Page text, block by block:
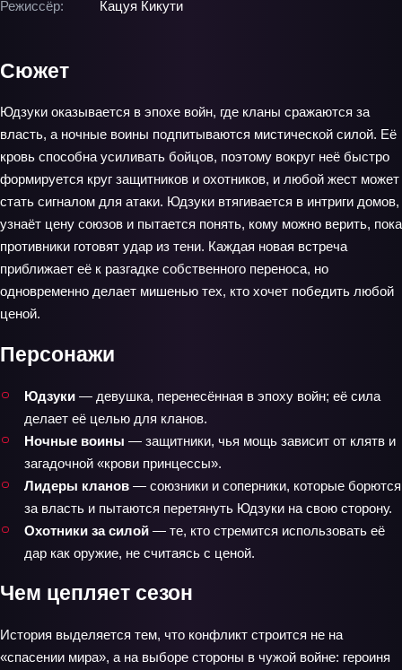
Режиссёр: Кацуя Кикути
Сюжет
Юдзуки оказывается в эпохе войн, где кланы сражаются за
власть, а ночные воины подпитываются мистической силой. Её
кровь способна усиливать бойцов, поэтому вокруг неё быстро
формируется круг защитников и охотников, и любой жест может
стать сигналом для атаки. Юдзуки втягивается в интриги домов,
узнаёт цену союзов и пытается понять, кому можно верить, пока
противники готовят удар из тени. Каждая новая встреча
приближает её к разгадке собственного переноса, но
одновременно делает мишенью тех, кто хочет победить любой
ценой.
Персонажи
Юдзуки — девушка, перенесённая в эпоху войн; её сила
делает её целью для кланов.
Ночные воины — защитники, чья мощь зависит от клятв и
загадочной «крови принцессы».
Лидеры кланов — союзники и соперники, которые борются
за власть и пытаются перетянуть Юдзуки на свою сторону.
Охотники за силой — те, кто стремится использовать её
дар как оружие, не считаясь с ценой.
Чем цепляет сезон
История выделяется тем, что конфликт строится не на
«спасении мира», а на выборе стороны в чужой войне: героиня